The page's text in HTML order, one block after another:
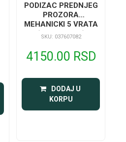
PODIZAC PREDNJEG
PROZORA
MEHANICKI 5 VRATA
(A KVALITET)
SKU: 037607082
4150.00 RSD
DODAJ U
KORPU